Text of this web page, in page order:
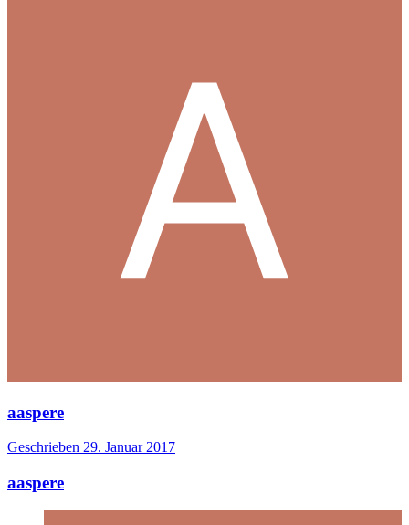
aaspere
Geschrieben 29. Januar 2017
aaspere